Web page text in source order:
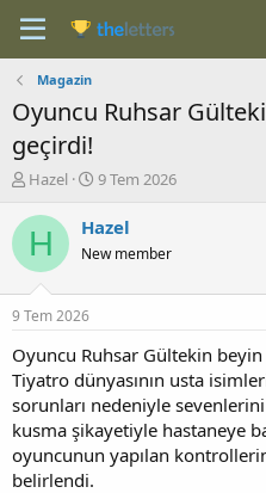
Magazin
Oyuncu Ruhsar
geçirdi!
K
n
b
u
u
b
a
ş
l
a
t
a
n
Hazel
B
ş
a
ç
a
r
i
h
9 Tem 2026
H Hazel
New member
9 Tem 2026
Oyuncu Ruhsar Gültekin beyin
Tiyatro dünyasının usta
sorunları nedeniyle
kusma şikayetiyle hastaneye
oyuncunun yapılan
belirlendi.